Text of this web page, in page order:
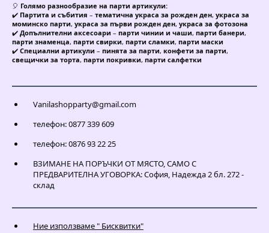
🎈 Голямо разнообразие на парти артикули:
✔️ Партита и събития – тематична украса за рожден ден, украса за
моминско парти, украса за първи рожден ден, украса за фотозона
✔️ Допълнителни аксесоари – парти чинии и чаши, парти банери,
парти знаменца, парти свирки, парти сламки, парти маски
✔️ Специални артикули – пинята за парти, конфети за парти,
свещички за торта, парти покривки, парти салфетки
Vanilashopparty@gmail.com
телефон: 0877 339 609
телефон: 0876 93 22 25
ВЗИМАНЕ НА ПОРЪЧКИ ОТ МЯСТО, САМО С
ПРЕДВАРИТЕЛНА УГОВОРКА: София, Надежда 2 бл. 272 -
склад
Ние използваме " Бисквитки"